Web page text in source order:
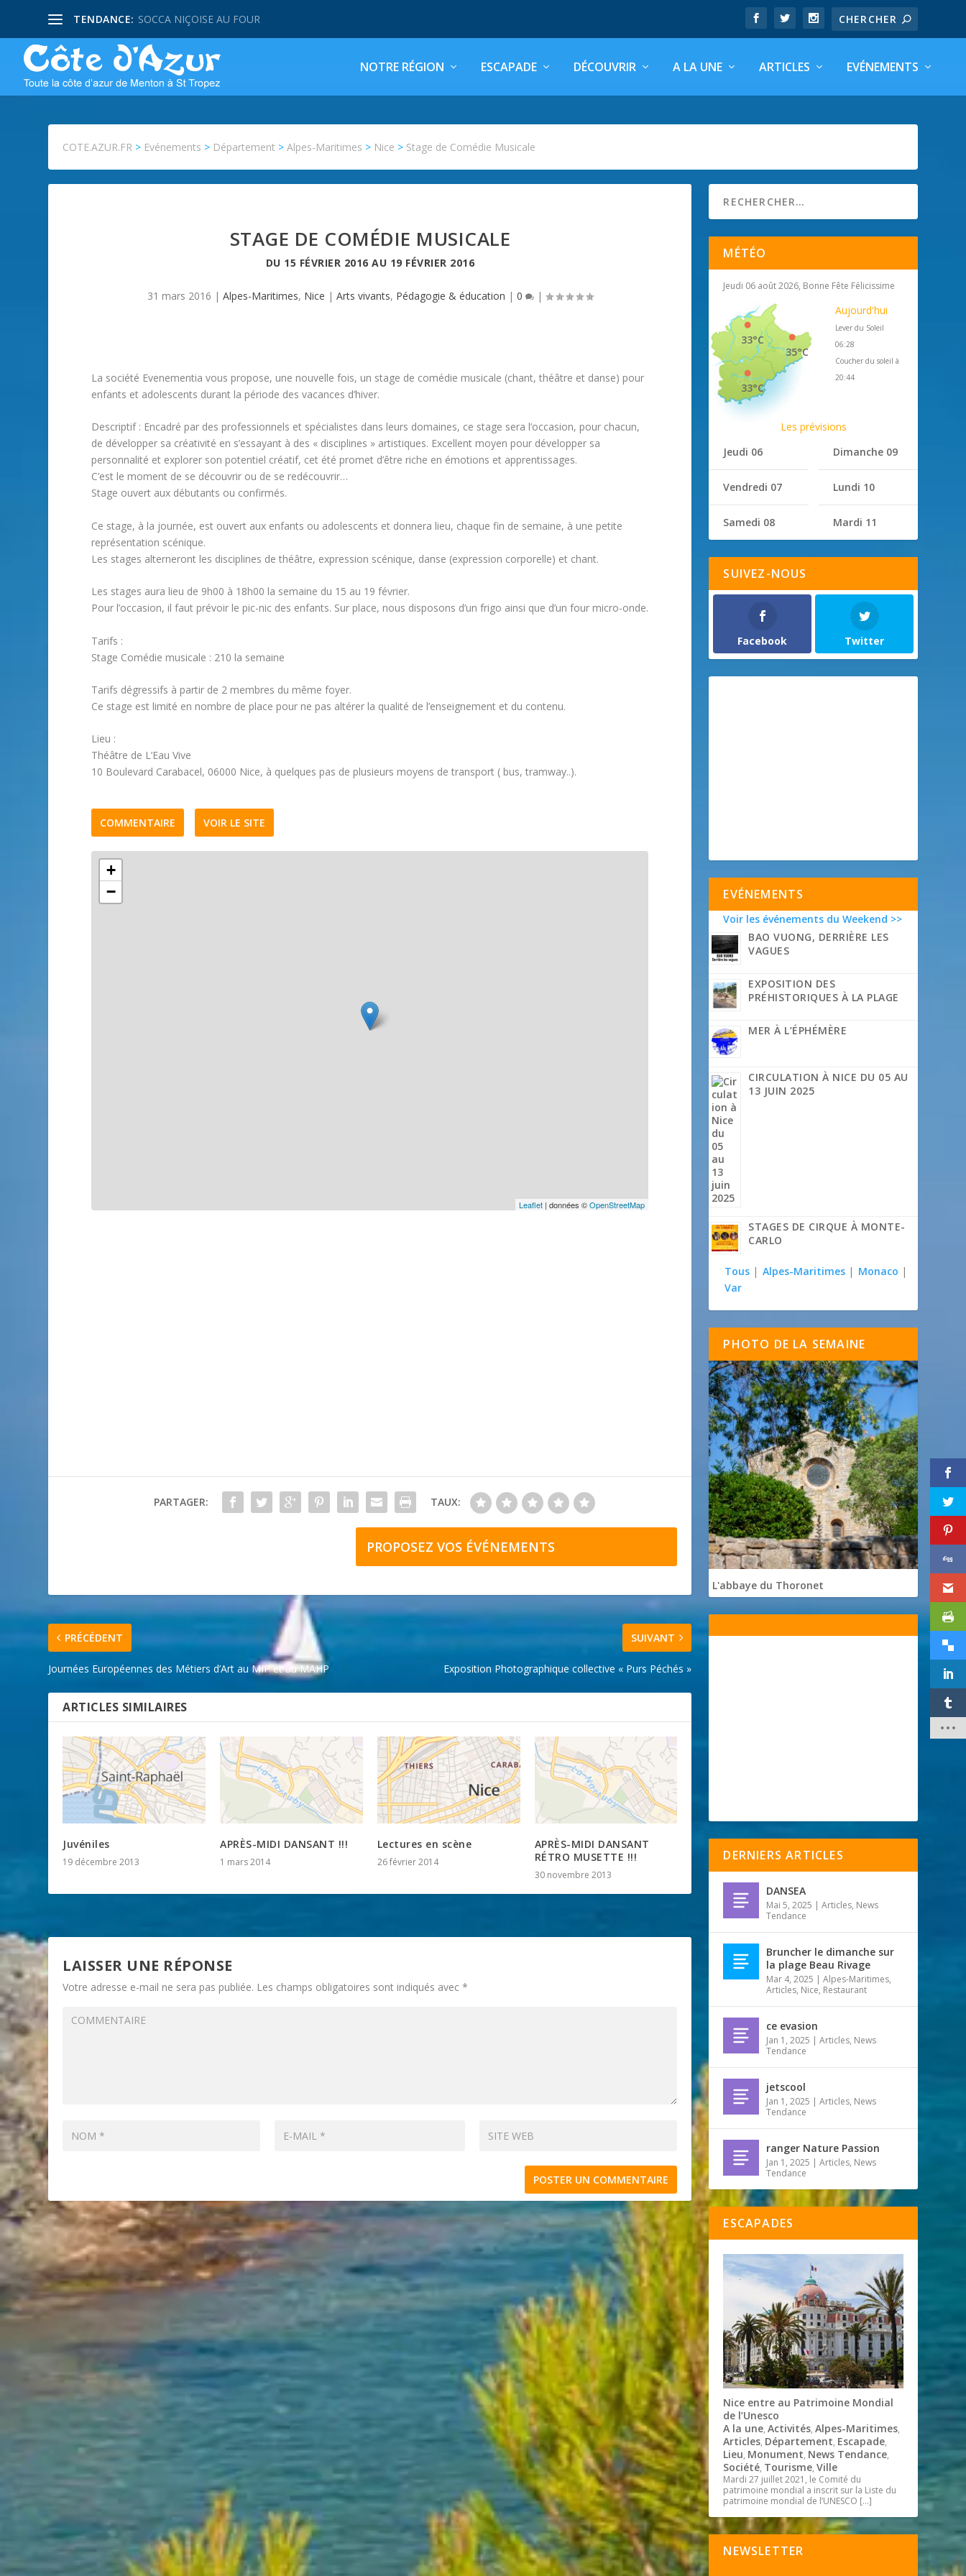
TENDANCE: SOCCA NIÇOISE AU FOUR
NOTRE RÉGION ESCAPADE DÉCOUVRIR A LA UNE ARTICLES EVÉNEMENTS
COTE.AZUR.FR > Evénements > Département >Alpes-Maritimes > Nice > Stage de Comédie Musicale
STAGE DE COMÉDIE MUSICALE
DU 15 FÉVRIER 2016 AU 19 FÉVRIER 2016
31 mars 2016 | Alpes-Maritimes, Nice | Arts vivants, Pédagogie & éducation | 0 |
La société Evenementia vous propose, une nouvelle fois, un stage de comédie musicale (chant, théâtre et danse) pour
enfants et adolescents durant la période des vacances d’hiver.
Descriptif : Encadré par des professionnels et spécialistes dans leurs domaines, ce stage sera l’occasion, pour chacun,
de développer sa créativité en s’essayant à des « disciplines » artistiques. Excellent moyen pour développer sa
personnalité et explorer son potentiel créatif, cet été promet d’être riche en émotions et apprentissages.
C’est le moment de se découvrir ou de se redécouvrir…
Stage ouvert aux débutants ou confirmés.
Ce stage, à la journée, est ouvert aux enfants ou adolescents et donnera lieu, chaque fin de semaine, à une petite
représentation scénique.
Les stages alterneront les disciplines de théâtre, expression scénique, danse (expression corporelle) et chant.
Les stages aura lieu de 9h00 à 18h00 la semaine du 15 au 19 février.
Pour l’occasion, il faut prévoir le pic-nic des enfants. Sur place, nous disposons d’un frigo ainsi que d’un four micro-onde.
Tarifs :
Stage Comédie musicale : 210 la semaine
Tarifs dégressifs à partir de 2 membres du même foyer.
Ce stage est limité en nombre de place pour ne pas altérer la qualité de l’enseignement et du contenu.
Lieu :
Théâtre de L’Eau Vive
10 Boulevard Carabacel, 06000 Nice, à quelques pas de plusieurs moyens de transport ( bus, tramway..).
COMMENTAIRE VOIR LE SITE
+
−
Leaflet | données ©OpenStreetMap
PARTAGER: TAUX:
PROPOSEZ VOS ÉVÉNEMENTS
PRÉCÉDENT
Journées Européennes des Métiers d’Art au MIP et au MAHP
SUIVANT
Exposition Photographique collective « Purs Péchés »
ARTICLES SIMILAIRES
Juvéniles
19 décembre 2013
APRÈS-MIDI DANSANT !!!
1 mars 2014
Lectures en scène
26 février 2014
APRÈS-MIDI DANSANT
RÉTRO MUSETTE !!!
30 novembre 2013
LAISSER UNE RÉPONSE
Votre adresse e-mail ne sera pas publiée. Les champs obligatoires sont indiqués avec*
MÉTÉO
Jeudi 06 août 2026, Bonne Fête Félicissime
35°C
33°C
33°C
Aujourd'hui
Lever du Soleil
06:28
Coucher du soleil à
20:44
Les prévisions
Jeudi 06
Vendredi 07
Samedi 08
Dimanche 09
Lundi 10
Mardi 11
SUIVEZ-NOUS
Facebook Twitter
EVÉNEMENTS
Voir les événements du Weekend >>
BAO VUONG, DERRIÈRE LES
VAGUES
EXPOSITION DES
PRÉHISTORIQUES À LA PLAGE
MER À L’ÉPHÉMÈRE
CIRCULATION À NICE DU 05 AU
13 JUIN 2025
STAGES DE CIRQUE À MONTE-
CARLO
Tous | Alpes-Maritimes | Monaco |
Var
PHOTO DE LA SEMAINE
L'abbaye du Thoronet
DERNIERS ARTICLES
DANSEA
Mai 5, 2025 |Articles, News
Tendance
Bruncher le dimanche sur
la plage Beau Rivage
Mar 4, 2025 |Alpes-Maritimes,
Articles, Nice, Restaurant
ce evasion
Jan 1, 2025 |Articles, News
Tendance
jetscool
Jan 1, 2025 |Articles, News
Tendance
ranger Nature Passion
Jan 1, 2025 |Articles, News
Tendance
ESCAPADES
Nice entre au Patrimoine Mondial
de l’Unesco
A la une,Activités,Alpes-Maritimes,
Articles, Département, Escapade,
Lieu, Monument, News Tendance,
Société, Tourisme,Ville
Mardi 27 juillet 2021, le Comité du
patrimoine mondial a inscrit sur la Liste du
patrimoine mondial de l’UNESCO […]
NEWSLETTER